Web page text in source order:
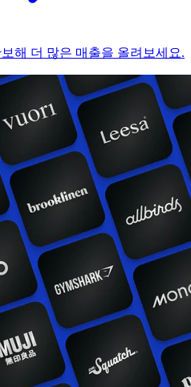
해 더 많은 매출을 올려보세요.